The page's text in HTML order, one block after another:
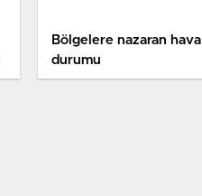
Bölgelere nazaran hava
durumu